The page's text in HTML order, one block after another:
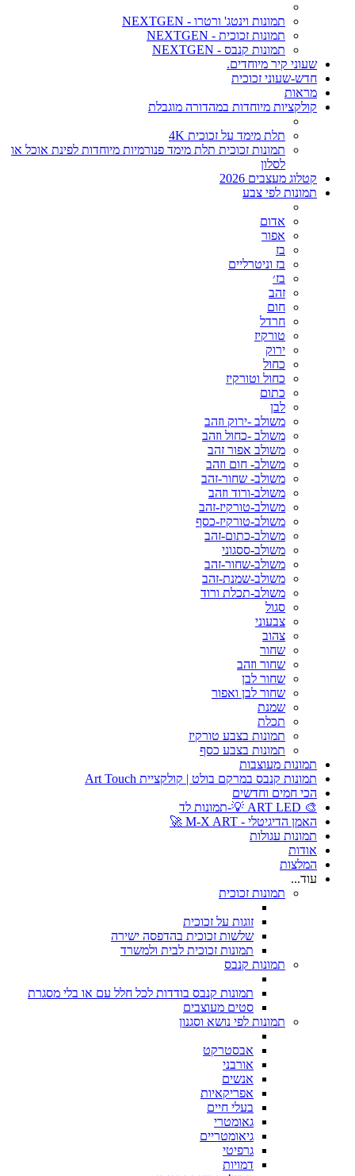
תמונות וינטג' ורטרו - NEXTGEN
תמונות זכוכית - NEXTGEN
תמונות קנבס - NEXTGEN
שעוני קיר מיוחדים.
חדש-שעוני זכוכית
מראות
קולקציות מיוחדות במהדורה מוגבלת
תלת מימד על זכוכית 4K
תמונות זכוכית תלת מימד פנורמיות מיוחדות לפינת אוכל או
לסלון
קטלוג מעצבים 2026
תמונות לפי צבע
אדום
אפור
בז
בז וניטרליים
בז׳
זהב
חום
חרדל
טורקיז
ירוק
כחול
כחול וטורקיז
כתום
לבן
משולב -ירוק וזהב
משולב -כחול וזהב
משולב אפור זהב
משולב- חום וזהב
משולב- שחור-זהב
משולב-ורוד וזהב
משולב-טורקיז-זהב
משולב-טורקיז-כסף
משולב-כתום-זהב
משולב-ססגוני
משולב-שחור-זהב
משולב-שמנת-זהב
משולב-תכלת ורוד
סגול
צבעוני
צהוב
שחור
שחור וזהב
שחור לבן
שחור לבן ואפור
שמנת
תכלת
תמונות בצבע טורקיז
תמונות בצבע כסף
תמונות מעוצבות
תמונות קנבס במרקם בולט | קולקציית Art Touch
הכי חמים וחדשים
🎨 ART LED 💡-תמונות לד
האמן הדיגיטלי - M-X ART 🚀
תמונות עגולות
אודות
המלצות
עוד...
תמונות זכוכית
זוגות על זכוכית
שלשות זכוכית בהדפסה ישירה
תמונות זכוכית לבית ולמשרד
תמונות קנבס
תמונות קנבס בודדות לכל חלל עם או בלי מסגרת
סטים מעוצבים
תמונות לפי נושא וסגנון
אבסטרקט
אורבני
אנשים
אפריקאיות
בעלי חיים
גאומטרי
גיאומטריים
גרפיטי
דמויות